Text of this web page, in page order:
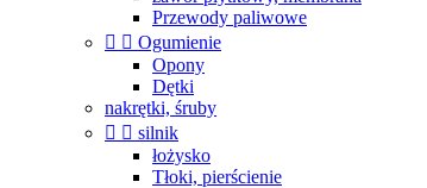
Przewody paliwowe
  Ogumienie
Opony
Dętki
nakrętki, śruby
  silnik
łożysko
Tłoki, pierścienie